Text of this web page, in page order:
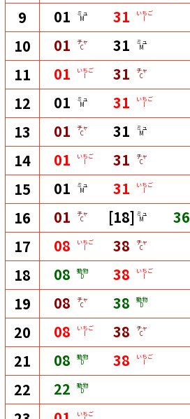
9 01 ミュ
M 31 いちご
I
10 01 チャ
C 31 ミュ
M
11 01 いちご
I 31 チャ
C
12 01 ミュ
M 31 いちご
I
13 01 チャ
C 31 ミュ
M
14 01 いちご
I 31 チャ
C
15 01 ミュ
M 31 いちご
I
16 01 チャ
C [18] ミュ
M 36
17 08 いちご
I 38 チャ
C
18 08 動物
D 38 いちご
I
19 08 チャ
C 38 動物
D
20 08 いちご
I 38 チャ
C
21 08 動物
D 38 いちご
I
22 22 動物
D
いちご